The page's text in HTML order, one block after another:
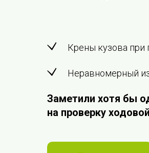
Крены кузова при
Неравномерный
Заметили хотя бы
на проверку